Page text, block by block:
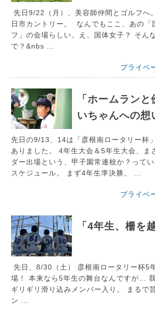
先日9/22（月）、美容師仲間とゴルフへ
日市カントリー。 なんでもここ、あの「
フ」の会場らしい。え、国体女子？ そん
で？&nbs ...
プライベ
「ホームラン
いちゃんへの想
先日の9/13、14は「彦根南ロータリー杯
ありました。 4年生大会＆5年生大会、ま
ダー出場という、甲子園常連校か？って
スケジュール。 まず4年生準決勝。 ...
プライベ
「4年生、柵を
先日、8/30（土） 彦根南ロータリー杯5
場！ 本来なら5年生の舞台なんですが…
ギリギリ滑り込みメンバー入り。 まるで
ン ...